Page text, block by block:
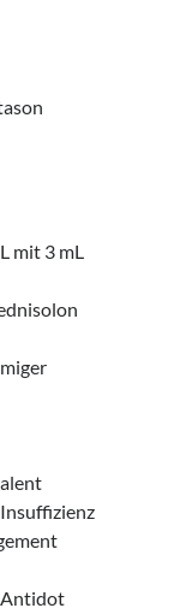
mit 3 mL
Antidot